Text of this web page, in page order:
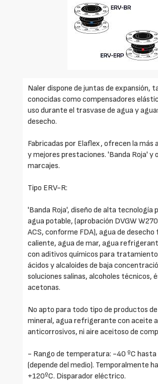
Naler dispone de juntas de expansión,
conocidas como compensadores
uso durante el trasvase de agua y
desecho.
Fabricadas por Elaflex, ofrecen la más
y mejores prestaciones. 'Banda Roja' y
marcajes.
Tipo ERV-R:
'Banda Roja', diseño de alta tecnología
agua potable, (aprobación DVGW
ACS, conforme FDA), agua de desecho
caliente, agua de mar, agua
con aditivos químicos para tratamiento
ácidos y alcaloides de baja
soluciones salinas, alcoholes técnicos,
acetonas.
No apto para todo tipo de productos
mineral, agua refrigerante con aceite
anticorrosivos, ni aire aceitoso de
- Rango de temperatura: -40 ºC hasta
(depende del medio). Temporalmente
+120ºC. Disparador eléctrico.